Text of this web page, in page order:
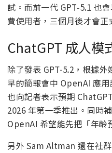
試。而前一代 GPT‑5.1 也
費使用者，三個月後才會正
ChatGPT 成人模
除了發表 GPT-5.2，根據
早的簡報會中 OpenAI 應
也向記者表示預期
2026 年第一季推出。同時
OpenAI 希望能先把「年齡
另外 Sam Altman 還在社